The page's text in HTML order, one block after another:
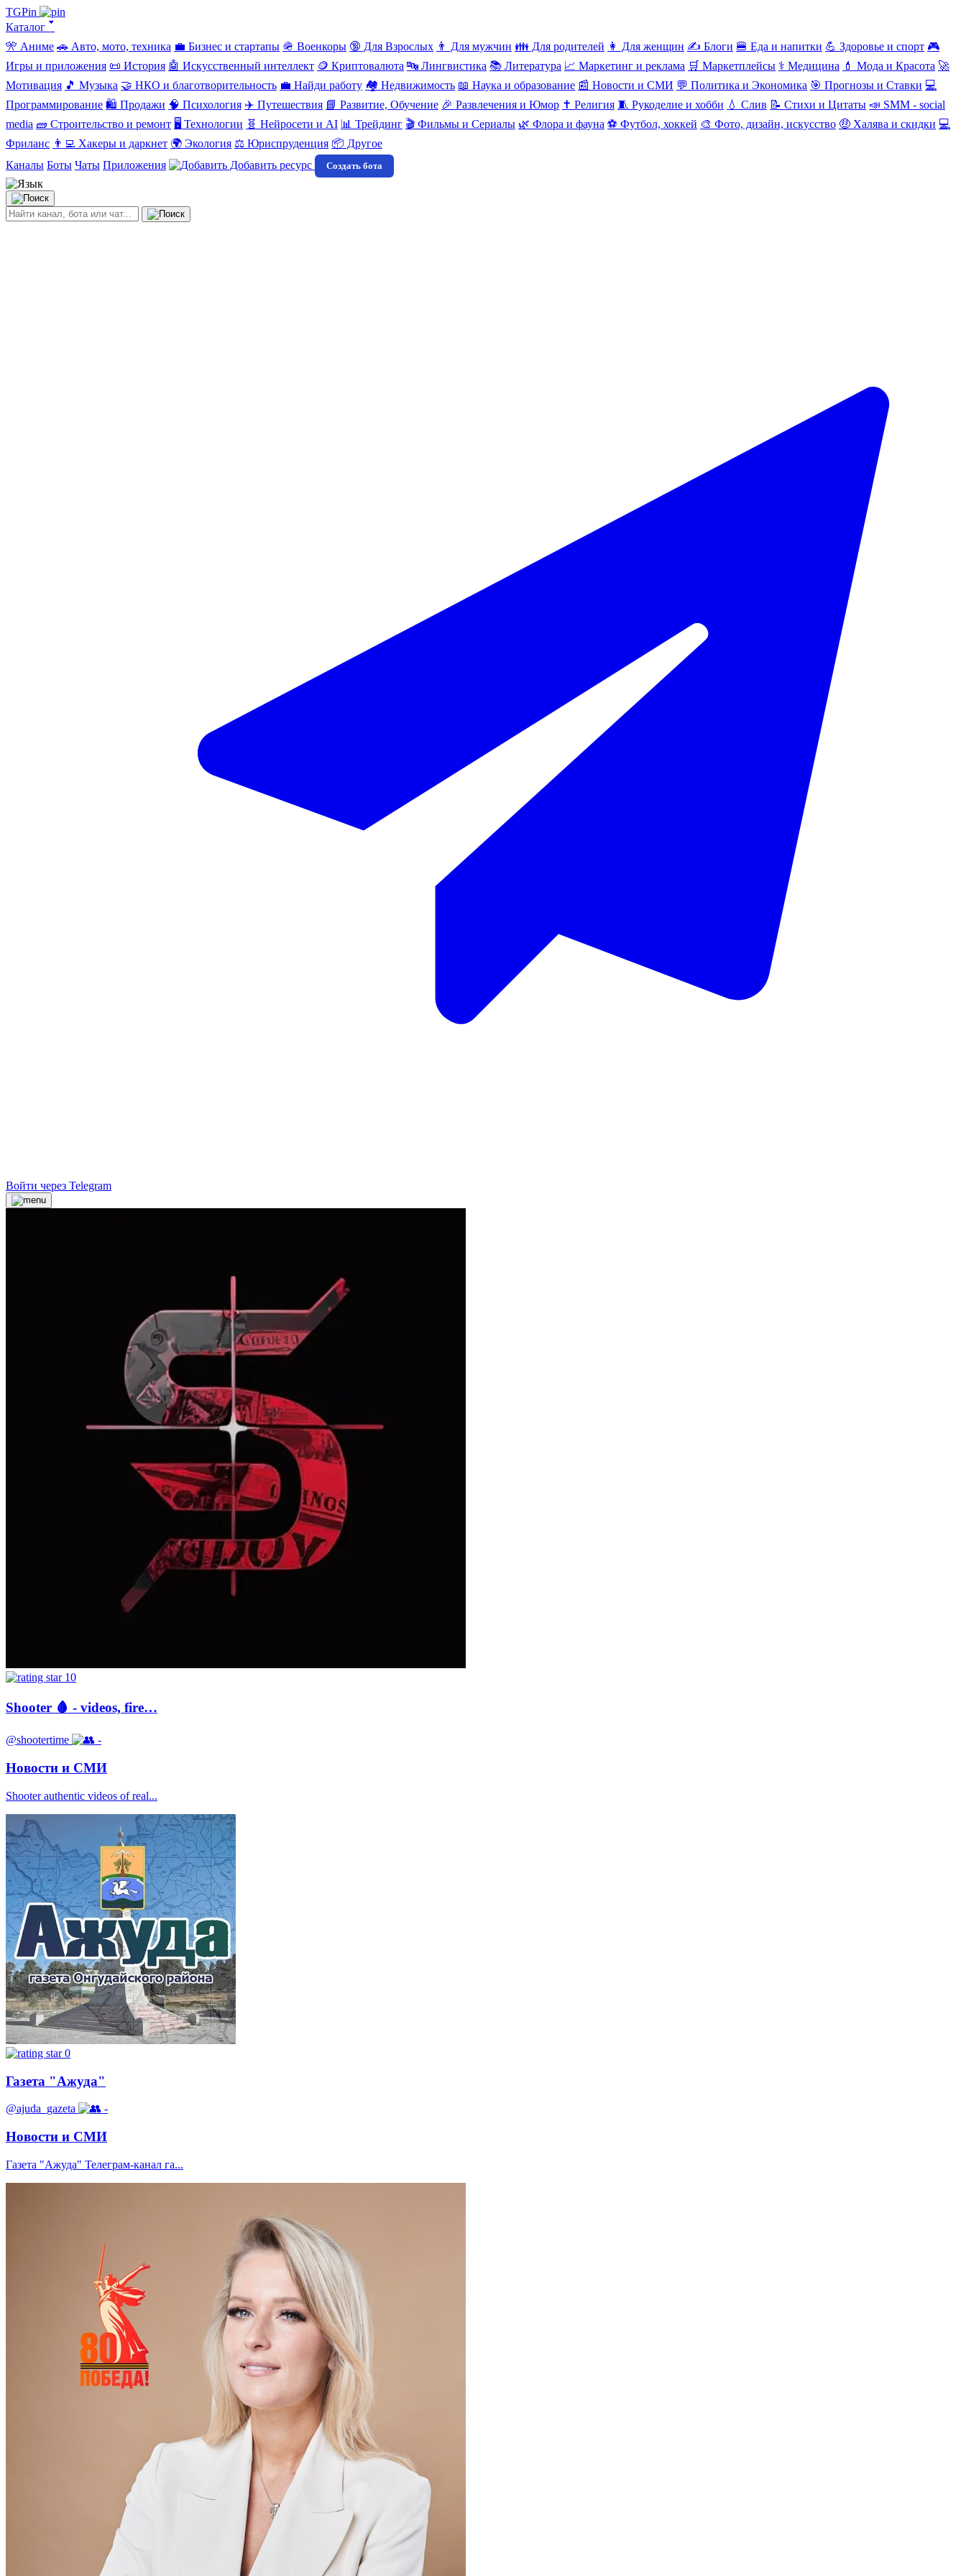
TGPin
Каталог 🢓
🎌 Аниме 🚗 Авто, мото, техника 💼 Бизнес и стартапы 🪖 Военкоры 🔞 Для Взрослых 👨 Для мужчин 👪 Для родителей 👩 Для женщин ✍️ Блоги 🍔 Еда и напитки 💪 Здоровье и спорт 🎮
Игры и приложения 📜 История 🤖 Искусственный интеллект 🪙 Криптовалюта 🔤 Лингвистика 📚 Литература 📈 Маркетинг и реклама 🛒 Маркетплейсы ⚕️ Медицина 💄 Мода и Красота 🚀
Мотивация 🎵 Музыка 🤝 НКО и благотворительность 💼 Найди работу 🏘️ Недвижимость 📖 Наука и образование 📰 Новости и СМИ 💬 Политика и Экономика 🎯 Прогнозы и Ставки 💻
Программирование 🛍️ Продажи 🧠 Психология ✈️ Путешествия 📘 Развитие, Обучение 🎉 Развлечения и Юмор ✝️ Религия 🧵 Рукоделие и хобби 💧 Слив 📝 Стихи и Цитаты 📣 SMM - social
media 🧱 Строительство и ремонт 🖥️ Технологии 🧬 Нейросети и AI 📊 Трейдинг 🎬 Фильмы и Сериалы 🌿 Флора и фауна ⚽ Футбол, хоккей 🎨 Фото, дизайн, искусство 🤑 Халява и скидки 💻
Фриланс 👨‍💻 Хакеры и даркнет 🌍 Экология ⚖️ Юриспруденция 📦 Другое
Каналы Боты Чаты Приложения Добавить ресурс Создать бота
Войти через Telegram
10
Shooter 🩸 - videos, fire…
@shootertime -
Новости и СМИ
Shooter authentic videos of real...
0
Газета "Ажуда"
@ajuda_gazeta -
Новости и СМИ
Газета "Ажуда" Телеграм-канал га...